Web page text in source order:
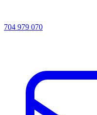
704 979 070